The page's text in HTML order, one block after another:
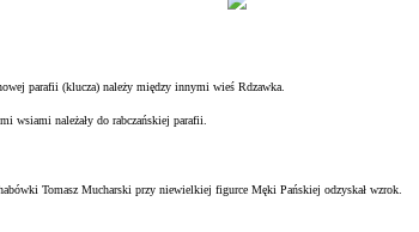
parafii (klucza) należy między innymi wieś Rdzawka.
wsiami należały do rabczańskiej parafii.
Tomasz Mucharski przy niewielkiej figurce Męki Pańskiej odzyskał wzrok.